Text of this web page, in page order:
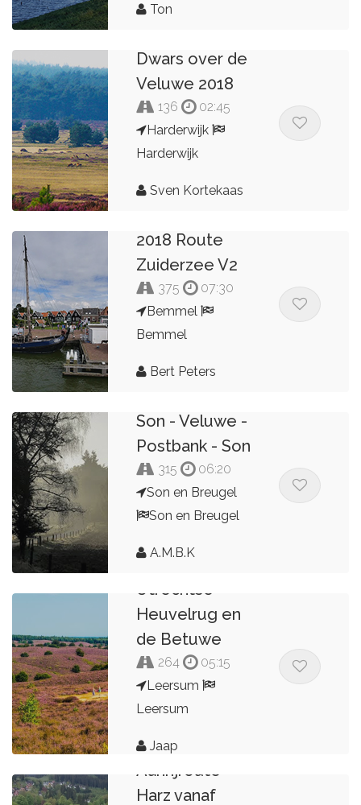
Ton
Dwars over de
Veluwe 2018
136
02:45
Harderwijk
Harderwijk
Sven Kortekaas
2018 Route
Zuiderzee V2
375
07:30
Bemmel
Bemmel
Bert Peters
Son - Veluwe -
Postbank - Son
315
06:20
Son en Breugel
Son en Breugel
A.M.B.K
Utrechtse
Heuvelrug en
de Betuwe
264
05:15
Leersum
Leersum
Jaap
Aanrijroute
Harz vanaf